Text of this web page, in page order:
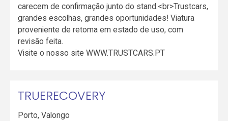
carecem de confirmação junto do stand.<br>Trustcars,
grandes escolhas, grandes oportunidades! Viatura
proveniente de retoma em estado de uso, com
revisão feita.
Visite o nosso site WWW.TRUSTCARS.PT
TRUERECOVERY
Porto,Valongo